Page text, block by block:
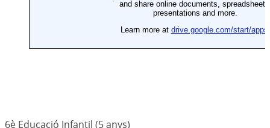
6è Educació Infantil (5 anys)